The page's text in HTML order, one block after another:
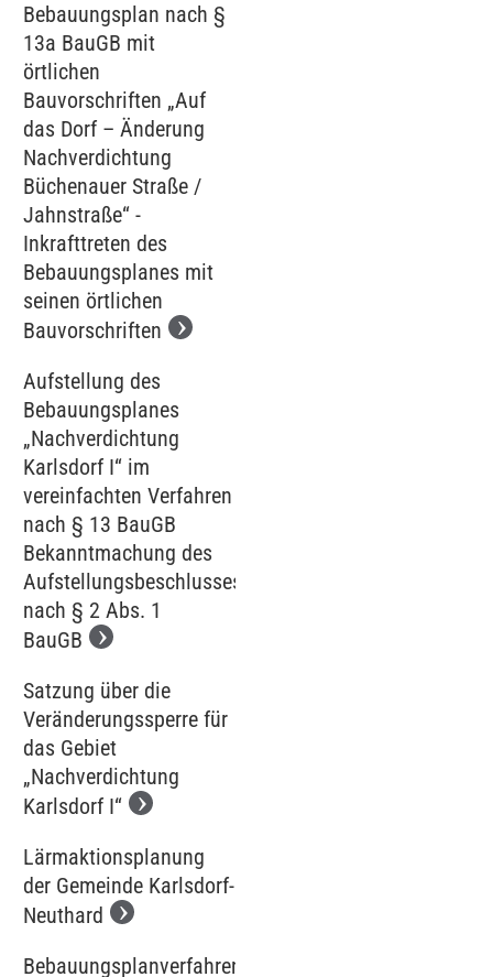
Bebauungsplan nach §
13a BauGB mit
örtlichen
Bauvorschriften „Auf
das Dorf – Änderung
Nachverdichtung
Büchenauer Straße /
Jahnstraße“ -
Inkrafttreten des
Bebauungsplanes mit
seinen örtlichen
Bauvorschriften
Aufstellung des
Bebauungsplanes
„Nachverdichtung
Karlsdorf I“ im
vereinfachten Verfahren
nach § 13 BauGB
Bekanntmachung des
Aufstellungsbeschlusses
nach § 2 Abs. 1
BauGB
Satzung über die
Veränderungssperre für
das Gebiet
„Nachverdichtung
Karlsdorf I“
Lärmaktionsplanung
der Gemeinde Karlsdorf-
Neuthard
Bebauungsplanverfahren